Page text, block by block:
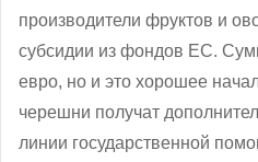
производители фруктов и
субсидии из фондов ЕС.
евро, но и это хорошее
черешни получат
линии государственной